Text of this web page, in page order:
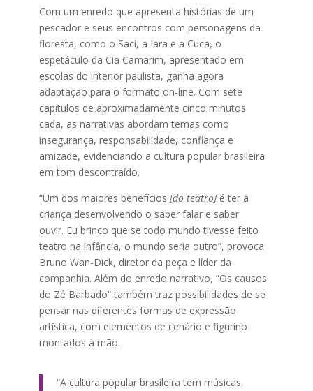
Com um enredo que apresenta histórias de um
pescador e seus encontros com personagens da
floresta, como o Saci, a Iara e a Cuca, o
espetáculo da Cia Camarim, apresentado em
escolas do interior paulista, ganha agora
adaptação para o formato on-line. Com sete
capítulos de aproximadamente cinco minutos
cada, as narrativas abordam temas como
insegurança, responsabilidade, confiança e
amizade, evidenciando a cultura popular brasileira
em tom descontraído.
“Um dos maiores benefícios [do teatro]é ter a
criança desenvolvendo o saber falar e saber
ouvir. Eu brinco que se todo mundo tivesse feito
teatro na infância, o mundo seria outro”, provoca
Bruno Wan-Dick, diretor da peça e líder da
companhia. Além do enredo narrativo, “Os causos
do Zé Barbado” também traz possibilidades de se
pensar nas diferentes formas de expressão
artística, com elementos de cenário e figurino
montados à mão.
“A cultura popular brasileira tem músicas,